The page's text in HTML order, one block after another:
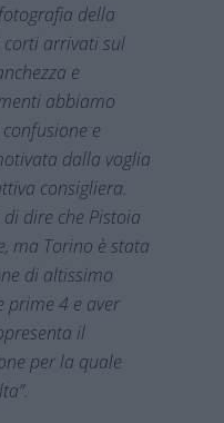
della
arrivati sul
e
abbiamo
e
dalla voglia
consigliera.
dire che Pistoia
ma Torino è stata
di altissimo
prime 4 e aver
il
per la quale